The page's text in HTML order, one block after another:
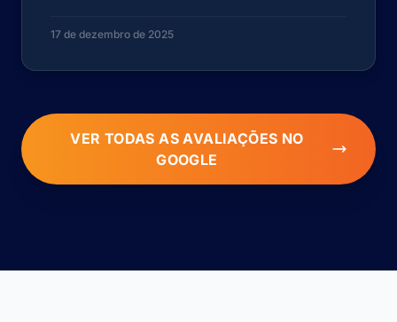
17 de dezembro de 2025
VER TODAS AS AVALIAÇÕES NO
GOOGLE